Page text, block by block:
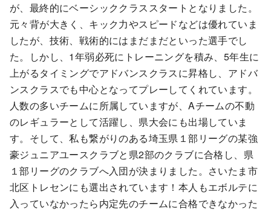
が、最終的にベーシッククラススタートとなりました。
元々背が大きく、キック力やスピードなどは優れていま
したが、技術、戦術的にはまだまだといった選手でし
た。しかし、1年弱必死にトレーニングを積み、5年生に
上がるタイミングでアドバンスクラスに昇格し、アドバ
ンスクラスでも中心となってプレーしてくれています。
人数の多いチームに所属していますが、Aチームの不動
のレギュラーとして活躍し、県大会にも出場していま
す。そして、私も繋がりのある埼玉県１部リーグの某強
豪ジュニアユースクラブと県2部のクラブに合格し、県
１部リーグのクラブへ入団が決まりました。さいたま市
北区トレセンにも選出されています！本人もエボルテに
入っていなかったら内定先のチームに合格できなかった